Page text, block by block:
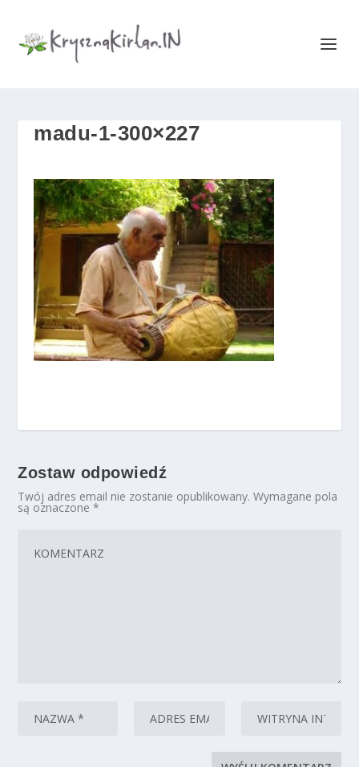
madu-1-300×227
Zostaw odpowiedź
Twój adres email nie zostanie opublikowany. Wymagane pola
są oznaczone*